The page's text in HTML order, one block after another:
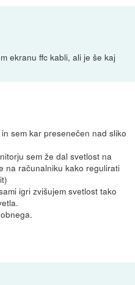
ekranu ffc kabli, ali je še kaj
sem kar presenečen nad sliko
sem že dal svetlost na
na računalniku kako regulirati
igri zvišujem svetlost tako